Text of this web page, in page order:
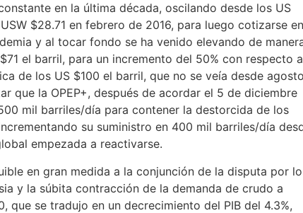
en la última década, oscilando desde los US
$28.71 en febrero de 2016, para luego cotizarse en
y al tocar fondo se ha venido elevando de
el barril, para un incremento del 50% con respecto
de los US $100 el barril, que no se veía desde
que la OPEP+, después de acordar el 5 de diciembre
mil barriles/día para contener la destorcida de los
su suministro en 400 mil barriles/día
empezada a reactivarse.
en gran medida a la conjunción de la disputa por
y la súbita contracción de la demanda de crudo a
se tradujo en un decrecimiento del PIB del 4.3%,